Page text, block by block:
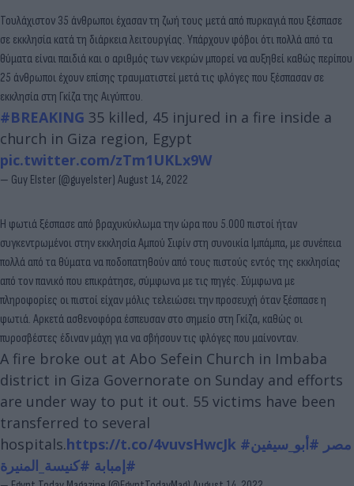
Τουλάχιστον 35 άνθρωποι έχασαν τη ζωή τους μετά από πυρκαγιά που ξέσπασε
σε εκκλησία κατά τη διάρκεια λειτουργίας. Υπάρχουν φόβοι ότι πολλά από τα
θύματα είναι παιδιά και ο αριθμός των νεκρών μπορεί να αυξηθεί καθώς περίπου
25 άνθρωποι έχουν επίσης τραυματιστεί μετά τις φλόγες που ξέσπασαν σε
εκκλησία στη Γκίζα της Αιγύπτου.
#BREAKING 35 killed, 45 injured in a fire inside a
church in Giza region, Egypt
pic.twitter.com/zTm1UKLx9W
— Guy Elster (@guyelster) August 14, 2022
Η φωτιά ξέσπασε από βραχυκύκλωμα την ώρα που 5.000 πιστοί ήταν
συγκεντρωμένοι στην εκκλησία Αμπού Σιφίν στη συνοικία Ιμπάμπα, με συνέπεια
πολλά από τα θύματα να ποδοπατηθούν από τους πιστούς εντός της εκκλησίας
από τον πανικό που επικράτησε, σύμφωνα με τις πηγές. Σύμφωνα με
πληροφορίες οι πιστοί είχαν μόλις τελειώσει την προσευχή όταν ξέσπασε η
φωτιά. Αρκετά ασθενοφόρα έσπευσαν στο σημείο στη Γκίζα, καθώς οι
πυροσβέστες έδιναν μάχη για να σβήσουν τις φλόγες που μαίνονταν.
A fire broke out at Abo Sefein Church in Imbaba
district in Giza Governorate on Sunday and efforts
are under way to put it out. 55 victims have been
transferred to several
hospitals.https://t.co/4vuvsHwcJk #مصر #أبو_سيفين
#إمبابة #كنيسة_المنيرة